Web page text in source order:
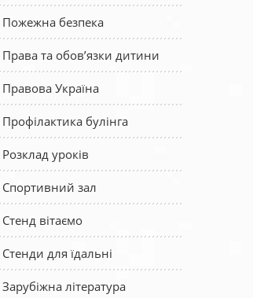
Пожежна безпека
Права та обов’язки дитини
Правова Україна
Профілактика булінга
Розклад уроків
Спортивний зал
Стенд вітаємо
Стенди для їдальні
Зарубіжна література